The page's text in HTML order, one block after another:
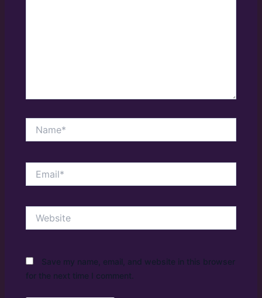
Save my name, email, and website in this browser
for the next time I comment.